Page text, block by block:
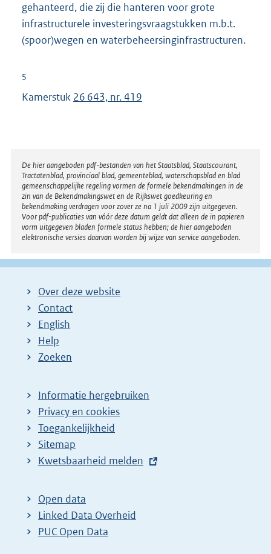
gehanteerd, die zij die hanteren voor grote
infrastructurele investeringsvraagstukken m.b.t.
(spoor)wegen en waterbeheersinginfrastructuren.
5
Kamerstuk 26 643, nr. 419
Disclaimer
De hier aangeboden pdf-bestanden van het Staatsblad, Staatscourant,
Tractatenblad, provinciaal blad, gemeenteblad, waterschapsblad en blad
gemeenschappelijke regeling vormen de formele bekendmakingen in de
zin van de Bekendmakingswet en de Rijkswet goedkeuring en
bekendmaking verdragen voor zover ze na 1 juli 2009 zijn uitgegeven.
Voor pdf-publicaties van vóór deze datum geldt dat alleen de in papieren
vorm uitgegeven bladen formele status hebben; de hier aangeboden
elektronische versies daarvan worden bij wijze van service aangeboden.
Over deze website
Contact
English
Help
Zoeken
Informatie hergebruiken
Privacy en cookies
Toegankelijkheid
Sitemap
E
t
e
r
Kwetsbaarheid melden
Open data
Linked Data Overheid
PUC Open Data